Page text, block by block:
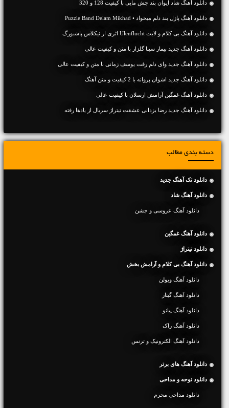
دانلود آهنگ شاد ایوان بند چش مایی با کیفیت 128 و 320
دانلود آهنگ پازل بند دلم میخواد • Puzzle Band Delam Mikhad
دانلود آهنگ بی کلام و لایت Ulenflucht اثری از نیکلاس پاشبورگ
دانلود آهنگ جديد بیمار سینا گلزار با متن و کیفیت عالی
دانلود آهنگ جديد وای دلم رفت یوسف زمانی با متن و کیفیت عالی
دانلود آهنگ جديد اشوان پروانه با 2 کیفیت و متن آهنگ
دانلود آهنگ غمگین آرامش ارسلان با کیفیت عالی
دانلود آهنگ جدید رضا یزدانی عشقت تیتراژ سریال از یادها رفته
دسته بندی مطالب
دانلود تک آهنگ جدید
دانلود آهنگ شاد
دانلود آهنگ عروسی و جشن
دانلود آهنگ غمگین
دانلود تیتراژ
دانلود آهنگ بی کلام و آرامش بخش
دانلود آهنگ ویولن
دانلود آهنگ گیتار
دانلود آهنگ پیانو
دانلود آهنگ راک
دانلود آهنگ الکترونیک و ترنس
دانلود آهنگ های برتر
دانلود نوحه و مداحی
دانلود مداحی محرم